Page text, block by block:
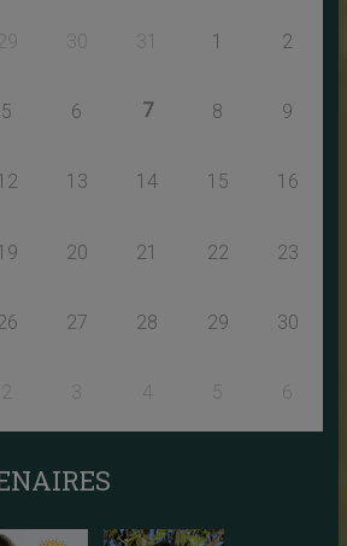
29 30 31 1 2
5 6 7 8 9
13 14 15 16
20 21 22 23
27 28 29 30
2 3 5 6